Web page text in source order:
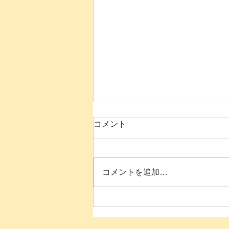
のセルフ・コンパッション瞑
コメント
コメントを追加…